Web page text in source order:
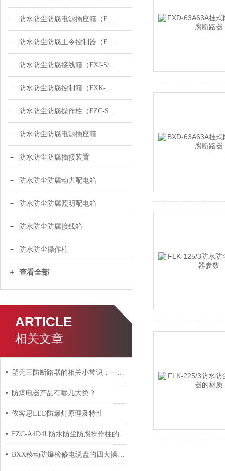
防水防尘防腐电源插座箱（FXX-T）
防水防尘防腐主令控制器（FZA）
防水防尘防腐接线箱（FXJ-S/FXJ-G）
防水防尘防腐控制箱（FXK-S/FXK-G）
防水防尘防腐操作柱（FZC-S/FZC-G）
防水防尘防腐电源插座箱
防水防尘防腐插接装置
防水防尘防腐动力配电箱
防水防尘防腐照明配电箱
防水防尘防腐接线箱
防水防尘操作柱
查看全部
ARTICLE
相关文章
塑壳三防断路器的相关小常识，一起来了解一下
防爆电器产品有哪几大类？
依客思LED防爆灯原理及特性
FZC-A4D4L防水防尘防腐操作柱的选择方法及结构特点
BXX移动防爆检修电缆盘的四大操作原则分享